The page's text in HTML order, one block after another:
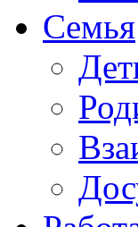
Семья